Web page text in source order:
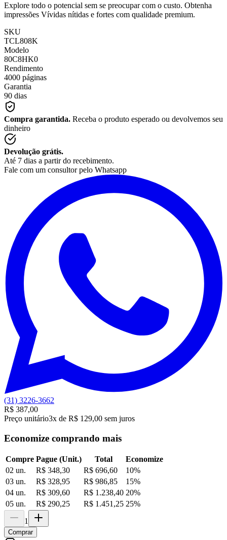
Explore todo o potencial sem se preocupar com o custo. Obtenha
impressões Vívidas nítidas e fortes com qualidade premium.
SKU
TCL808K
Modelo
80C8HK0
Rendimento
4000 páginas
Garantia
90 dias
Compra garantida. Receba o produto esperado ou devolvemos seu
dinheiro
Devolução grátis.
Até 7 dias a partir do recebimento.
Fale com um consultor pelo Whatsapp
(31) 3226-3662
R$ 387,00
Preço unitário3x de R$ 129,00 sem juros
Economize comprando mais
Compre Pague (Unit.) Total
Economize
02 un.
R$ 348,30 R$ 696,60 10%
03 un.
R$ 328,95 R$ 986,85 15%
04 un.
R$ 309,60 R$ 1.238,40 20%
05 un.
R$ 290,25 R$ 1.451,25 25%
1
Comprar